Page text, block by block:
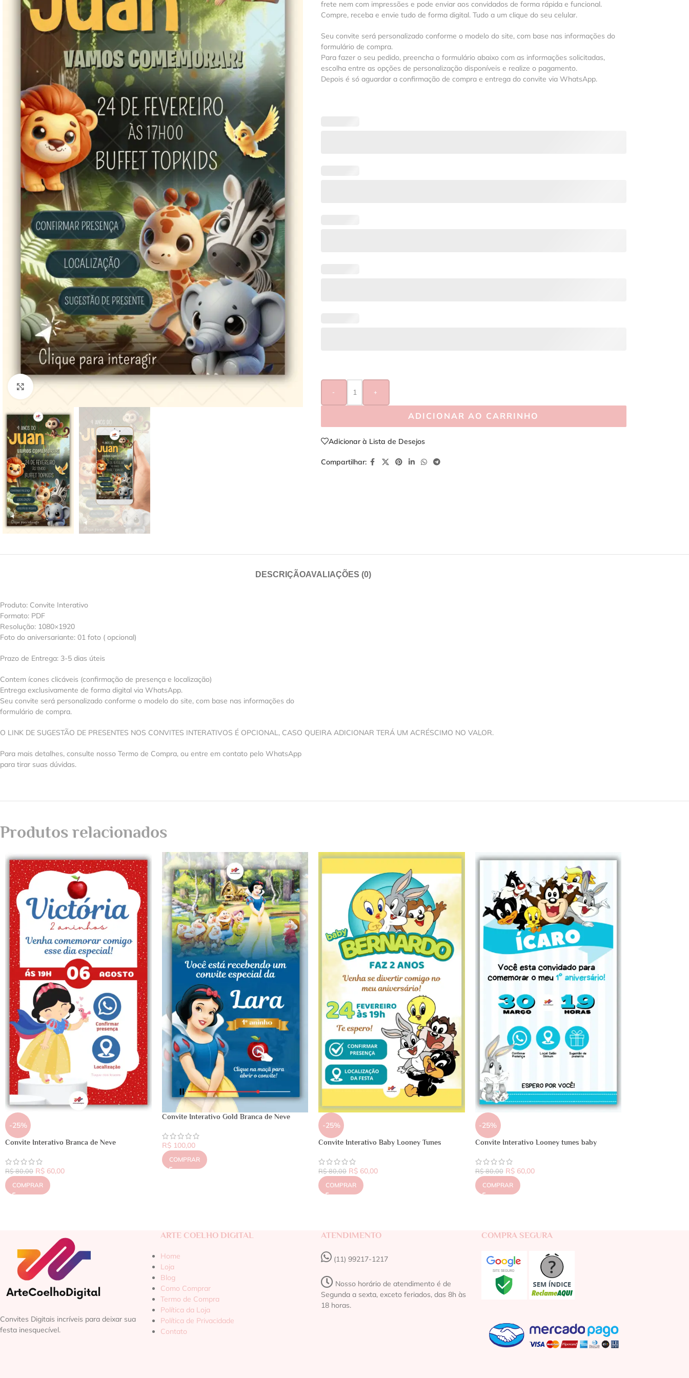
frete nem com impressões e pode enviar aos convidados de forma rápida e funcional.
Compre, receba e envie tudo de forma digital. Tudo a um clique do seu celular.
Seu convite será personalizado conforme o modelo do site, com base nas informações do
formulário de compra.
Para fazer o seu pedido, preencha o formulário abaixo com as informações solicitadas,
escolha entre as opções de personalização disponíveis e realize o pagamento.
Depois é só aguardar a confirmação de compra e entrega do convite via WhatsApp.
- +
ADICIONAR AO CARRINHO
Adicionar à Lista de Desejos
Compartilhar:
DESCRIÇÃOAVALIAÇÕES (0)
Produto: Convite Interativo
Formato: PDF
Resolução: 1080×1920
Foto do aniversariante: 01 foto ( opcional)
Prazo de Entrega: 3-5 dias úteis
Contem ícones clicáveis (confirmação de presença e localização)
Entrega exclusivamente de forma digital via WhatsApp.
Seu convite será personalizado conforme o modelo do site, com base nas informações do
formulário de compra.
O LINK DE SUGESTÃO DE PRESENTES NOS CONVITES INTERATIVOS É OPCIONAL, CASO QUEIRA ADICIONAR TERÁ UM ACRÉSCIMO NO VALOR.
Para mais detalhes, consulte nosso Termo de Compra, ou entre em contato pelo WhatsApp
para tirar suas dúvidas.
Produtos relacionados
-25%
Convite Interativo Branca de Neve
R$80,00 R$ 60,00
COMPRAR
Convite Interativo Gold Branca de Neve
R$100,00
COMPRAR
-25%
Convite Interativo Baby Looney Tunes
R$80,00 R$ 60,00
COMPRAR
-25%
Convite Interativo Looney tunes baby
R$80,00 R$60,00
COMPRAR
Convites Digitais incríveis para deixar sua
festa inesquecível.
ARTE COELHO DIGITAL
Home
Loja
Blog
Como Comprar
Termo de Compra
Política da Loja
Política de Privacidade
Contato
ATENDIMENTO
(11) 99217-1217‬
Nosso horário de atendimento é de
Segunda a sexta, exceto feriados, das 8h às
18 horas.
COMPRA SEGURA